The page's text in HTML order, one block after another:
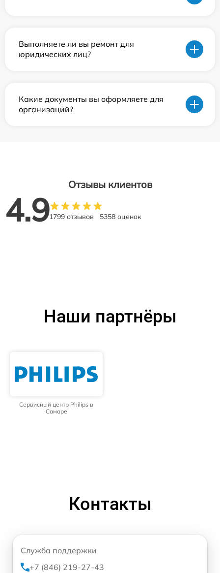
Выполняете ли вы ремонт для
юридических лиц?
Какие документы вы оформляете для
организаций?
Отзывы клиентов
4.91799 отзывов 5358 оценок
Наши партнёры
Сервисный центр Philips в
Самаре
Контакты
Служба поддержки
+7 (846) 219-27-43